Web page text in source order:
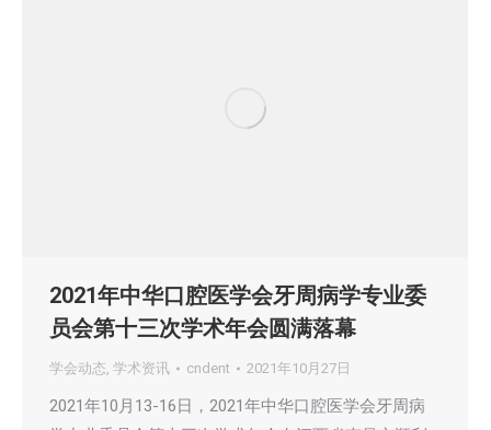
2021年中华口腔医学会牙周病学专业委
员会第十三次学术年会圆满落幕
学会动态, 学术资讯 cndent 2021年10月27日
2021年10月13-16日，2021年中华口腔医学会牙周病